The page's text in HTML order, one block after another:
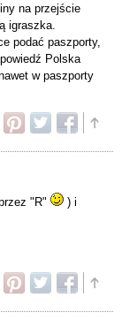
na przejście
igraszka.
podać paszporty,
Polska
w paszporty
"R"
) i